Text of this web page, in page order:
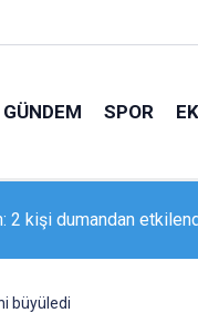
GÜNDEM SPOR
2 kişi dumandan
büyüledi